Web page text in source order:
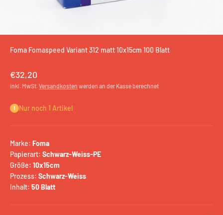
Foma Fomaspeed Variant 312 matt 10x15cm 100 Blatt
Angebot
€32,20
inkl. MwSt.Versandkosten werden an der Kasse berechnet
Nur noch 1 Artikel
Marke: Foma
Papierart: Schwarz-Weiss-PE
Größe: 10x15cm
Prozess: Schwarz-Weiss
Inhalt: 50 Blatt